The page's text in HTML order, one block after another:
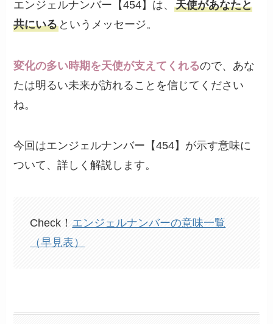
エンジェルナンバー【454】は、天使があなたと
共にいる というメッセージ。
変化の多い時期を天使が支えてくれるので、あな
たは明るい未来が訪れることを信じてください
ね。
今回はエンジェルナンバー【454】が示す意味に
ついて、詳しく解説します。
Check！ エンジェルナンバーの意味一覧
（早見表）